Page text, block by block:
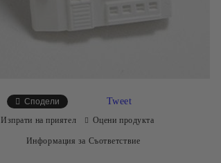
Сподели Tweet
Изпрати на приятел Оцени продукта
Информация за Съответствие